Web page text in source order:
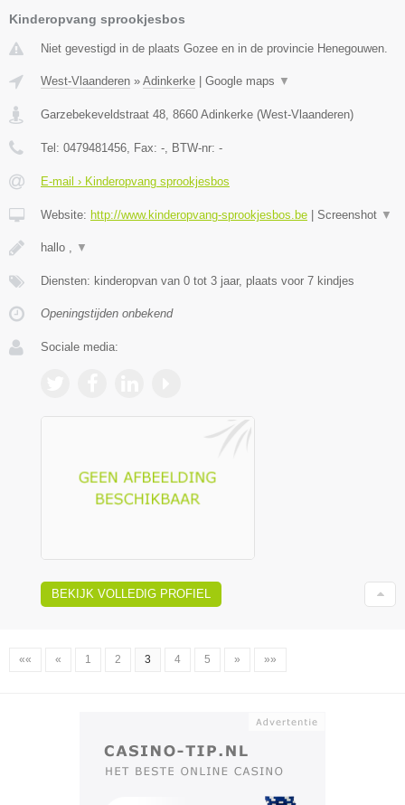
Kinderopvang sprookjesbos
Niet gevestigd in de plaats Gozee en in de provincie Henegouwen.
West-Vlaanderen » Adinkerke Google maps ▼
Garzebekeveldstraat 48, 8660 Adinkerke (West-Vlaanderen)
Tel: 0479481456, Fax: -, BTW-nr: -
E-mail › Kinderopvang sprookjesbos
Website: http://www.kinderopvang-sprookjesbos.be Screenshot ▼
hallo , ▼
Diensten: kinderopvan van 0 tot 3 jaar, plaats voor 7 kindjes
Openingstijden onbekend
Sociale media:
BEKIJK VOLLEDIG PROFIEL
«« « 1 2 3 4 5 » »»